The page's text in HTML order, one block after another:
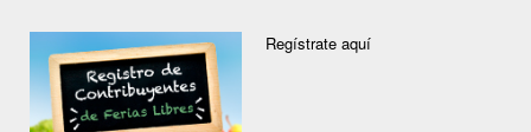
Regístrate aquí